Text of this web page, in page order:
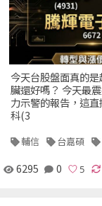
今天台股盤面真的
臟還好嗎？ 今天最
力示警的報告，這
科(3
輔信 台嘉碩
6295 0